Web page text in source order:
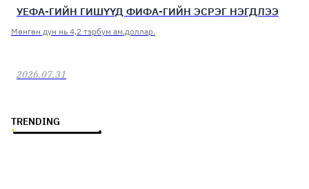
УЕФА-ГИЙН ГИШҮҮД ФИФА-ГИЙН ЭСРЭГ НЭГДЛЭЭ
Мөнгөн дүн нь 4,2 тэрбум ам.доллар.
2026.07.31
TRENDING